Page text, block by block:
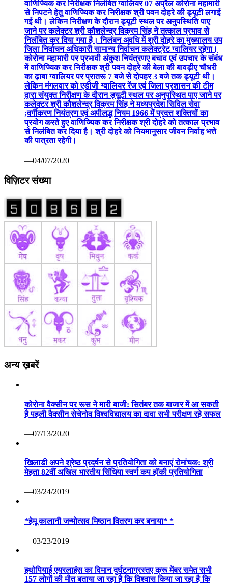
;वर्गीकरण नियंत्रण एवं अपीलद्ध नियम 1966 में प्रदत्त शक्तियों का
प्रयोग करते हुए वाणिज्यिक कर निरीक्षक श्री दोहरे को तत्काल प्रभाव
से निलंबित कर दिया है। श्री दोहरे को नियमानुसार जीवन निर्वाह भत्ते
की पात्रता रहेगी।
—04/07/2020
विज़िटर संख्या
अन्य ख़बरें
कोरोना वैक्सीन पर रूस ने मारी बाजी: सितंबर तक बाजार में आ सकती
है पहली वैक्सीन सेचेनोव विश्वविद्यालय का दावा सभी परीक्षण रहे सफल
—07/13/2020
मेहता 82वीं अखिल भारतीय सिंधिया स्वर्ण कप हॉकी प्रतियोगिता
*हेमू कालानी जन्मोत्सव मिष्ठान वितरण कर बनाया* *
—03/23/2019
इथोपियाई एयरलाइंस का विमान दुर्घटनाग्रस्तए क्रू मेंबर समेत सभी
157 लोगों की मौत बताया जा रहा है कि विश्वास किया जा रहा है कि
कि राहत और बचाव अभियान चलाया जा रहा है और हम अभी किसी के
—03/10/2019